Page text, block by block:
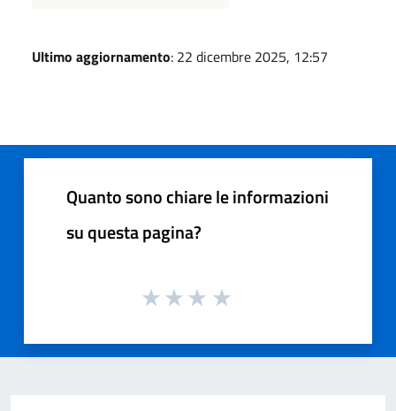
Ultimo aggiornamento: 22 dicembre 2025, 12:57
Quanto sono chiare le informazioni
su questa pagina?